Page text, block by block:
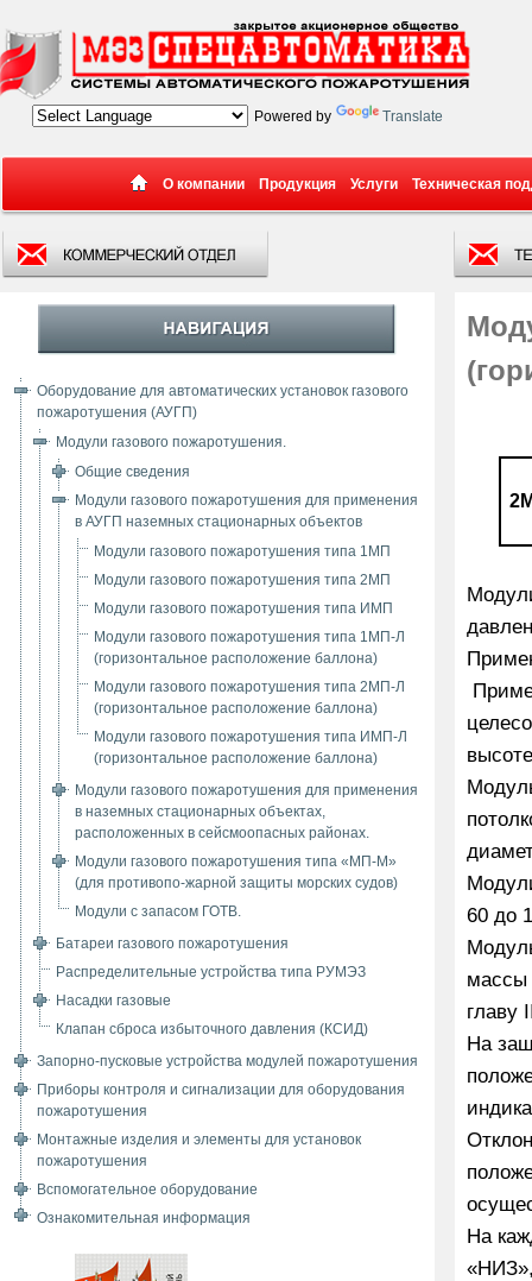
Powered by Translate
О компании Продукция Услуги Техническая
Оборудование для автоматических установок газового
пожаротушения (АУГП)
Модули газового пожаротушения.
Общие сведения
Модули газового пожаротушения для применения
в АУГП наземных стационарных объектов
Модули газового пожаротушения типа 1МП
Модули газового пожаротушения типа 2МП
Модули газового пожаротушения типа ИМП
Модули газового пожаротушения типа 1МП-Л
(горизонтальное расположение баллона)
Модули газового пожаротушения типа 2МП-Л
(горизонтальное расположение баллона)
Модули газового пожаротушения типа ИМП-Л
(горизонтальное расположение баллона)
Модули газового пожаротушения для применения
в наземных стационарных объектах,
расположенных в сейсмоопасных районах.
Модули газового пожаротушения типа «МП-М»
(для противопо-жарной защиты морских судов)
Модули с запасом ГОТВ.
Батареи газового пожаротушения
Распределительные устройства типа РУМЭЗ
Насадки газовые
Клапан сброса избыточного давления (КСИД)
Запорно-пусковые устройства модулей пожаротушения
Приборы контроля и сигнализации для оборудования
пожаротушения
Монтажные изделия и элементы для установок
пожаротушения
Вспомогательное оборудование
Ознакомительная информация
60 до
массы
главу
На
На